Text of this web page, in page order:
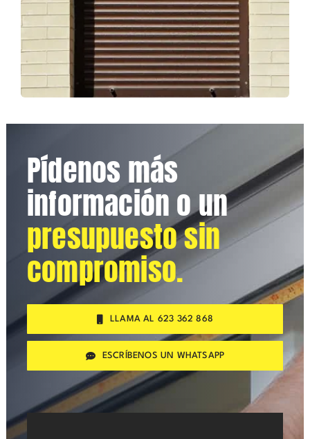
Pídenos más
información o un
presupuesto sin
compromiso.
LLAMA AL 623 362 868
ESCRÍBENOS UN WHATSAPP